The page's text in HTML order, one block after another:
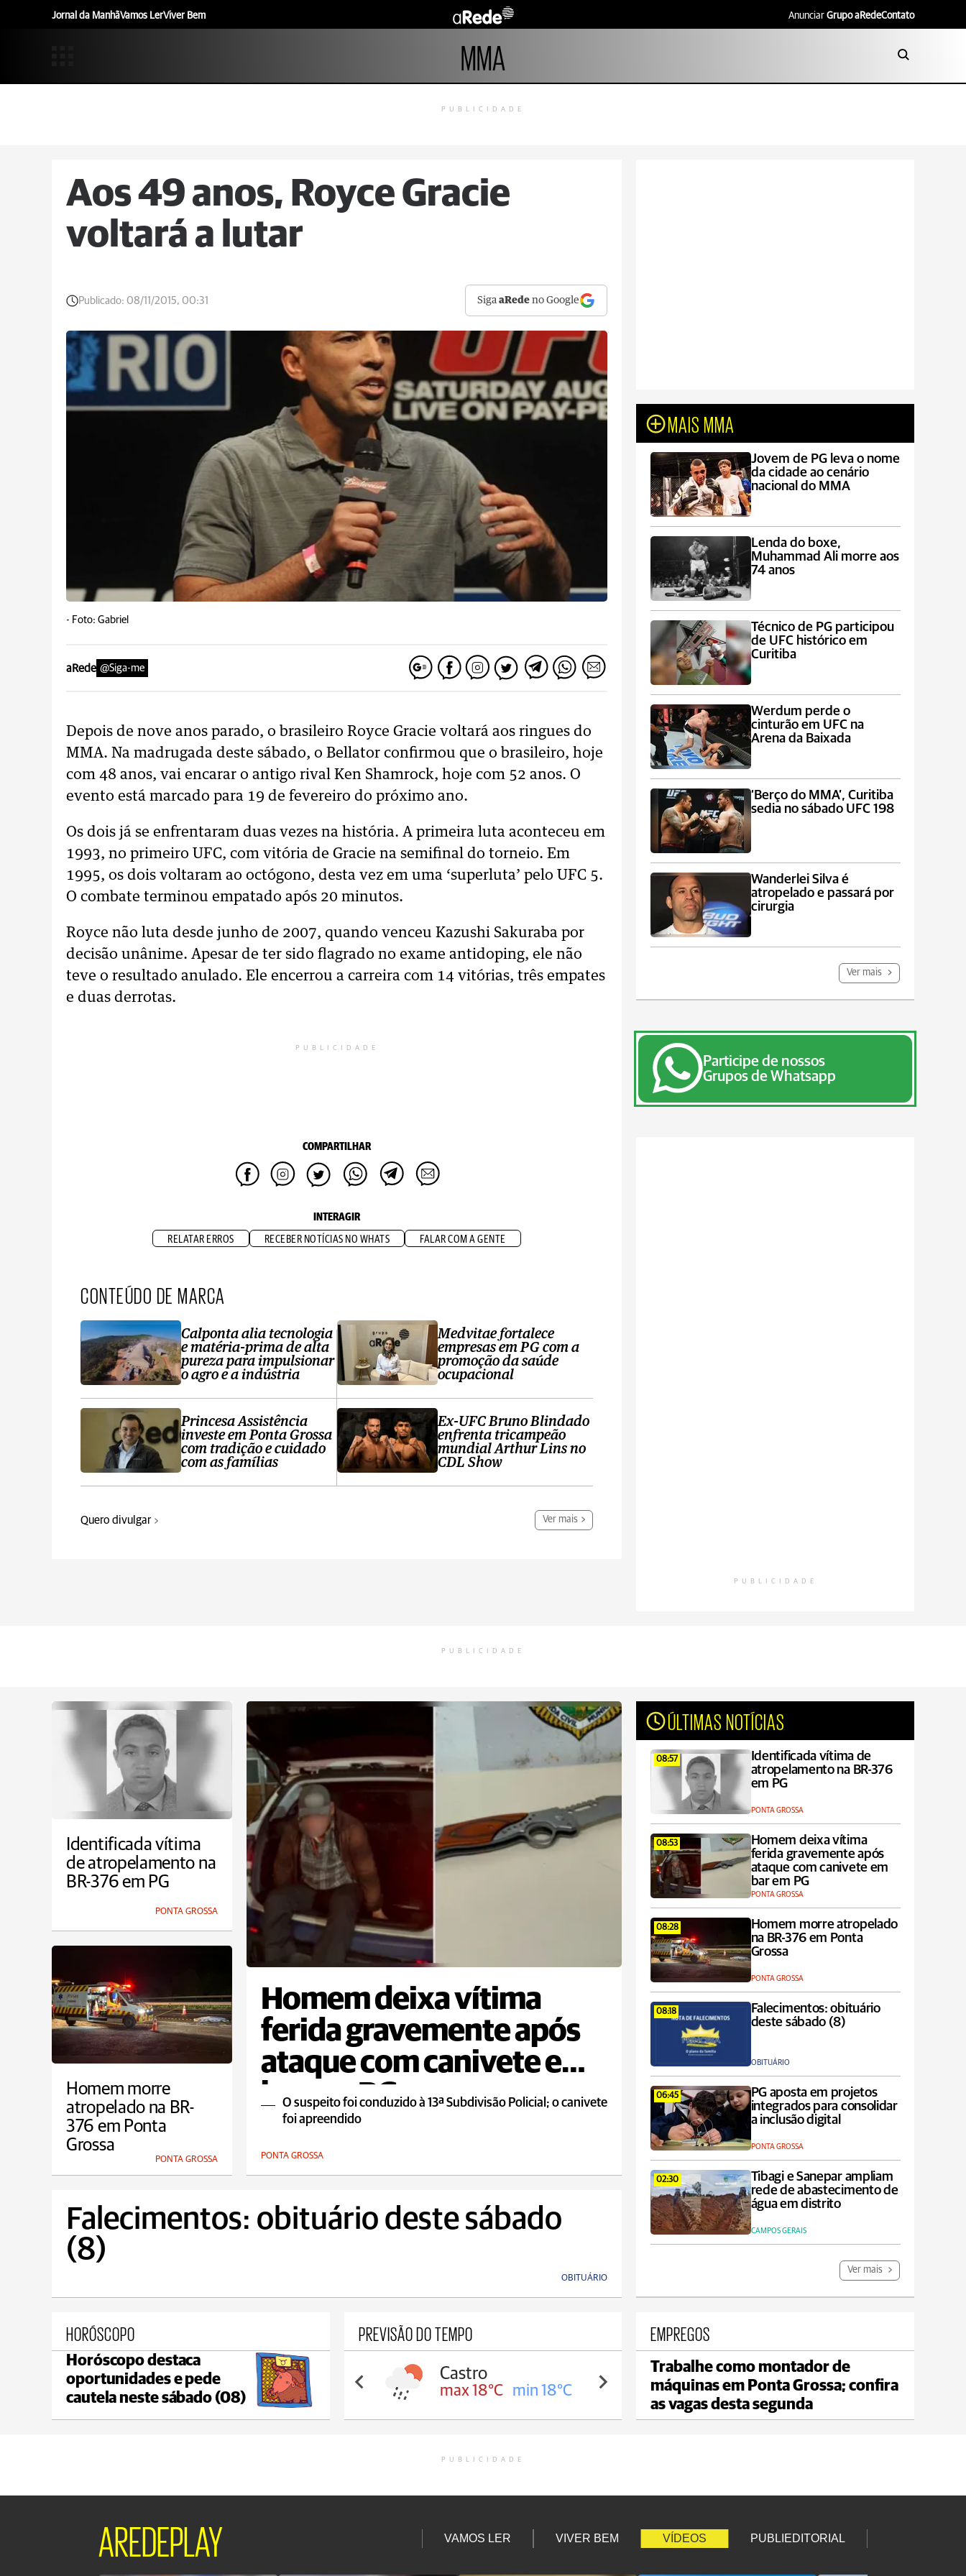
Jornal da ManhãVamos LerViver Bem Anunciar Grupo aRedeContato
MMA
PUBLICIDADE
Aos 49 anos, Royce Gracie
voltará a lutar
Publicado: 08/11/2015, 00:31 SigaaRede no Google
- Foto: Gabriel
aRede @Siga-me
Depois de nove anos parado, o brasileiro Royce Gracie voltará aos ringues do
MMA. Na madrugada deste sábado, o Bellator confirmou que o brasileiro, hoje
com 48 anos, vai encarar o antigo rival Ken Shamrock, hoje com 52 anos. O
evento está marcado para 19 de fevereiro do próximo ano.
Os dois já se enfrentaram duas vezes na história. A primeira luta aconteceu em
1993, no primeiro UFC, com vitória de Gracie na semifinal do torneio. Em
1995, os dois voltaram ao octógono, desta vez em uma ‘superluta’ pelo UFC 5.
O combate terminou empatado após 20 minutos.
Royce não luta desde junho de 2007, quando venceu Kazushi Sakuraba por
decisão unânime. Apesar de ter sido flagrado no exame antidoping, ele não
teve o resultado anulado. Ele encerrou a carreira com 14 vitórias, três empates
e duas derrotas.
PUBLICIDADE
COMPARTILHAR
INTERAGIR
RELATAR ERROS RECEBER NOTÍCIAS NO WHATS FALAR COM A GENTE
CONTEÚDO DE MARCA
Calponta alia tecnologia
e matéria-prima de alta
pureza para impulsionar
o agro e a indústria
Princesa Assistência
investe em Ponta Grossa
com tradição e cuidado
com as famílias
Medvitae fortalece
empresas em PG com a
promoção da saúde
ocupacional
Ex-UFC Bruno Blindado
enfrenta tricampeão
mundial Arthur Lins no
CDL Show
Quero divulgar Ver mais
MAIS MMA
Jovem de PG leva o nome
da cidade ao cenário
nacional do MMA
Lenda do boxe,
Muhammad Ali morre aos
74 anos
Técnico de PG participou
de UFC histórico em
Curitiba
Werdum perde o
cinturão em UFC na
Arena da Baixada
‘Berço do MMA’, Curitiba
sedia no sábado UFC 198
Wanderlei Silva é
atropelado e passará por
cirurgia
Ver mais
Participe de nossos
Grupos de Whatsapp
PUBLICIDADE
PUBLICIDADE
Identificada vítima
de atropelamento na
BR-376 em PG
PONTA GROSSA
Homem deixa vítima
ferida gravemente após
ataque com canivete em
bar em PG
O suspeito foi conduzido à 13ª Subdivisão Policial; o canivete
foi apreendido
PONTA GROSSA
ÚLTIMAS NOTÍCIAS
08:57
Identificada vítima de
atropelamento na BR-376
em PG
PONTA GROSSA
08:53
Homem deixa vítima
ferida gravemente após
ataque com canivete em
bar em PG
PONTA GROSSA
08:28
Homem morre atropelado
na BR-376 em Ponta
Grossa
PONTA GROSSA
08:18
Falecimentos: obituário
deste sábado (8)
OBITUÁRIO
06:45
PG aposta em projetos
integrados para consolidar
a inclusão digital
PONTA GROSSA
02:30
Tibagi e Sanepar ampliam
rede de abastecimento de
água em distrito
CAMPOS GERAIS
Ver mais
Homem morre
atropelado na BR-
376 em Ponta
Grossa
PONTA GROSSA
Falecimentos: obituário deste sábado
(8)
OBITUÁRIO
HORÓSCOPO
Horóscopo destaca
oportunidades e pede
cautela neste sábado (08)
PREVISÃO DO TEMPO
Castro
max 18°C min 18°C
Carambeí
max 18°C min 17°C
Jaguariaíva
max 19°C min 18°C
EMPREGOS
Trabalhe como montador de
máquinas em Ponta Grossa; confira
as vagas desta segunda
PUBLICIDADE
AREDEPLAY VAMOS LER VIVER BEM VÍDEOS PUBLIEDITORIAL